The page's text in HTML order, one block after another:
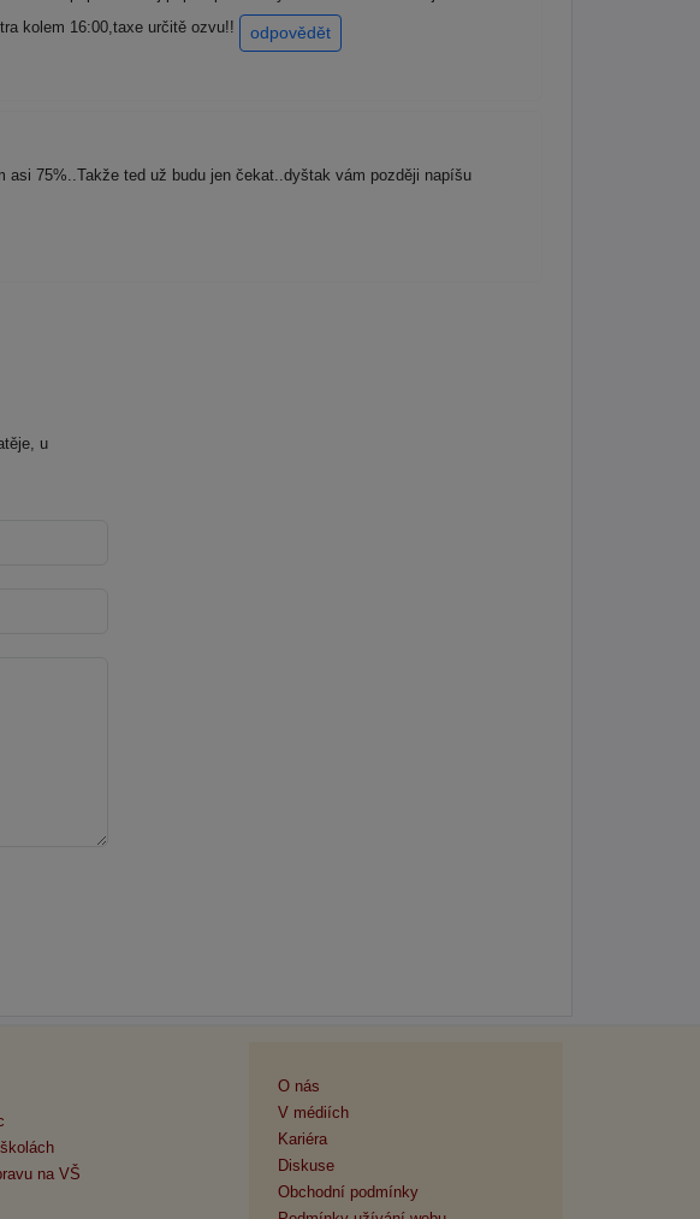
kolem 16:00,taxe určitě ozvu!!
odpovědět
75%..Takže ted už budu jen čekat..dyštak vám později napíšu
u
na VŠ
O nás
V médiích
Kariéra
Diskuse
Obchodní podmínky